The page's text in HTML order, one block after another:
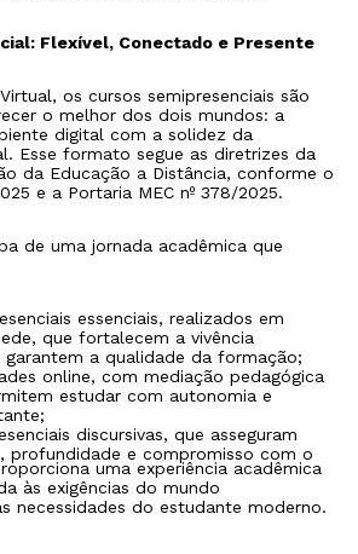
Flexível, Conectado e Presente
os cursos semipresenciais são
o melhor dos dois mundos: a
digital com a solidez da
Esse formato segue as diretrizes da
da Educação a Distância, conforme o
e a Portaria MEC nº 378/2025.
de uma jornada acadêmica que
essenciais, realizados em
que fortalecem a vivência
garantem a qualidade da formação;
online, com mediação pedagógica
estudar com autonomia e
discursivas, que asseguram
profundidade e compromisso com o
uma experiência acadêmica
às exigências do mundo
necessidades do estudante moderno.